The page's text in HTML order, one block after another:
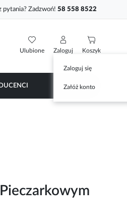
pytania? Zadzwoń! 58 558 8522
Ulubione
Zaloguj
Zaloguj się
Załóż konto
Koszyk